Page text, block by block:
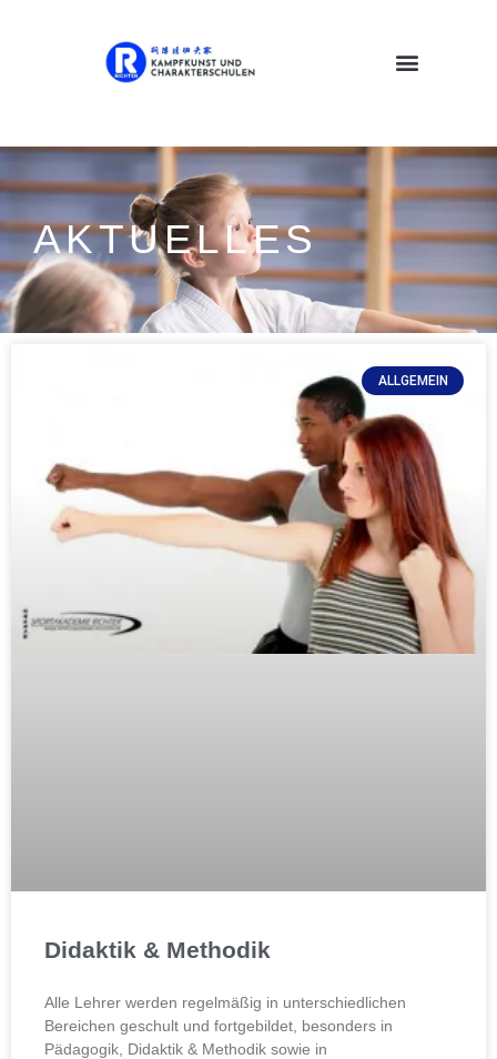
AKTUELLES
ALLGEMEIN
Didaktik & Methodik
Alle Lehrer werden regelmäßig in unterschiedlichen
Bereichen geschult und fortgebildet, besonders in
Pädagogik, Didaktik & Methodik sowie in